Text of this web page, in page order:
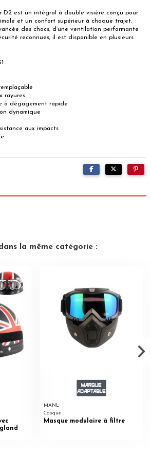
D2 est un intégral à double visière conçu pour
et un confort supérieur à chaque trajet.
des chocs, d’une ventilation performante
reconnues, il est disponible en plusieurs
rayures
à dégagement rapide
dynamique
aux impacts
la même catégorie :
MANL
Casque
Masque modulaire à filtre